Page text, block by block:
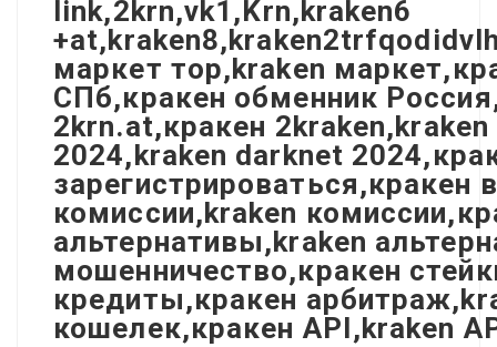
link,2krn,vk1,Krn,kraken6
маркет тор,kraken
СПб,кракен обменник
2krn.at,кракен
2024,kraken darknet
комиссии,kraken
альтернативы,kraken
мошенничество,кракен
кредиты,кракен
кошелек,кракен API,kraken